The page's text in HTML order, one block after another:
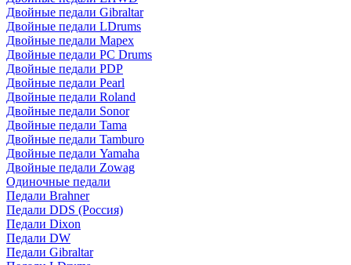
Двойные педали Gibraltar
Двойные педали LDrums
Двойные педали Mapex
Двойные педали PC Drums
Двойные педали PDP
Двойные педали Pearl
Двойные педали Roland
Двойные педали Sonor
Двойные педали Tama
Двойные педали Tamburo
Двойные педали Yamaha
Двойные педали Zowag
Одиночные педали
Педали Brahner
Педали DDS (Россия)
Педали Dixon
Педали DW
Педали Gibraltar